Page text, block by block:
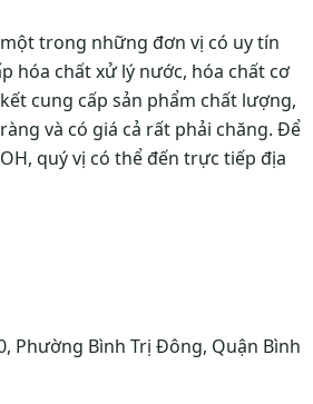
trong những đơn vị có uy tín
hóa chất xử lý nước, hóa chất cơ
cung cấp sản phẩm chất lượng,
và có giá cả rất phải chăng. Để
quý vị có thể đến trực tiếp địa
Phường Bình Trị Đông, Quận Bình